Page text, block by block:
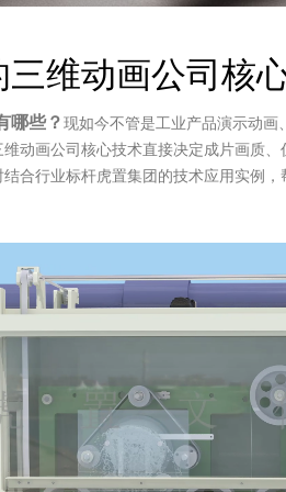
三维动画公司核
哪些？现如今不管是工业产品演示动
动画公司核心技术直接决定成片画质
合行业标杆虎置集团的技术应用实例